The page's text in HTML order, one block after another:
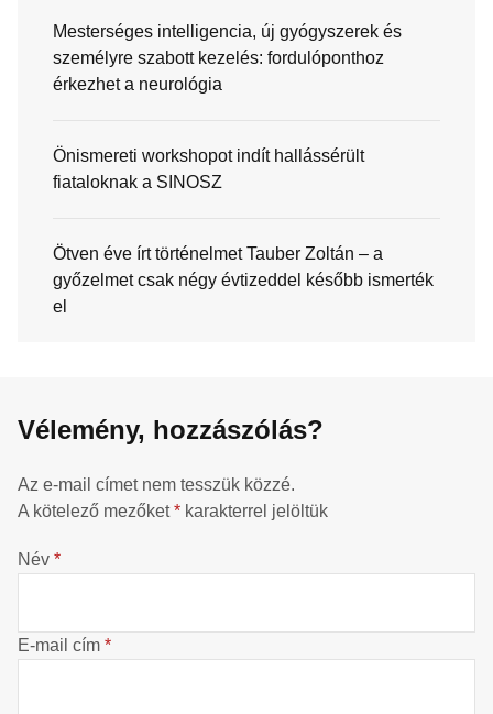
Mesterséges intelligencia, új gyógyszerek és
személyre szabott kezelés: fordulóponthoz
érkezhet a neurológia
Önismereti workshopot indít hallássérült
fiataloknak a SINOSZ
Ötven éve írt történelmet Tauber Zoltán – a
győzelmet csak négy évtizeddel később ismerték
el
Vélemény, hozzászólás?
Az e-mail címet nem tesszük közzé.
A kötelező mezőket* karakterrel jelöltük
Név *
E-mail cím *